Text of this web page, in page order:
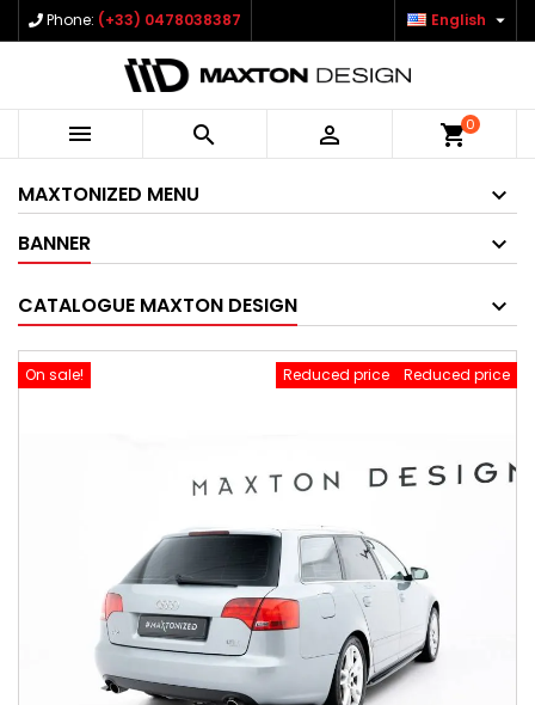
Phone: (+33) 0478038387 English 
   shopping_cart0
MAXTONIZED MENU
BANNER
CATALOGUE MAXTON DESIGN
On sale! Reduced price
Reduced price